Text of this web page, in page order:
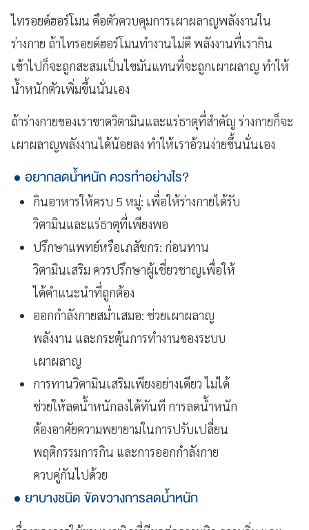
ไทรอยด์ฮอร์โมน คือตัวควบคุมการเผาผลาญพลังงานใน
ร่างกาย ถ้าไทรอยด์ฮอร์โมนทำงานไม่ดี พลังงานที่เรากิน
เข้าไปก็จะถูกสะสมเป็นไขมันแทนที่จะถูกเผาผลาญ ทำให้
น้ำหนักตัวเพิ่มขึ้นนั่นเอง
ถ้าร่างกายของเราขาดวิตามินและแร่ธาตุที่สำคัญ ร่างกายก็จะ
เผาผลาญพลังงานได้น้อยลง ทำให้เราอ้วนง่ายขึ้นนั่นเอง
อยากลดน้ำหนัก ควรทำอย่างไร?
กินอาหารให้ครบ 5 หมู่: เพื่อให้ร่างกายได้รับ
วิตามินและแร่ธาตุที่เพียงพอ
ปรึกษาแพทย์หรือเภสัชกร: ก่อนทาน
วิตามินเสริม ควรปรึกษาผู้เชี่ยวชาญเพื่อให้
ได้คำแนะนำที่ถูกต้อง
ออกกำลังกายสม่ำเสมอ: ช่วยเผาผลาญ
พลังงาน และกระตุ้นการทำงานของระบบ
เผาผลาญ
การทานวิตามินเสริมเพียงอย่างเดียว ไม่ได้
ช่วยให้ลดน้ำหนักลงได้ทันที การลดน้ำหนัก
ต้องอาศัยความพยายามในการปรับเปลี่ยน
พฤติกรรมการกิน และการออกกำลังกาย
ควบคู่กันไปด้วย
ยาบางชนิด ขัดขวางการลดน้ำหนัก